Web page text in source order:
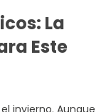
La
Este
invierno. Aunque